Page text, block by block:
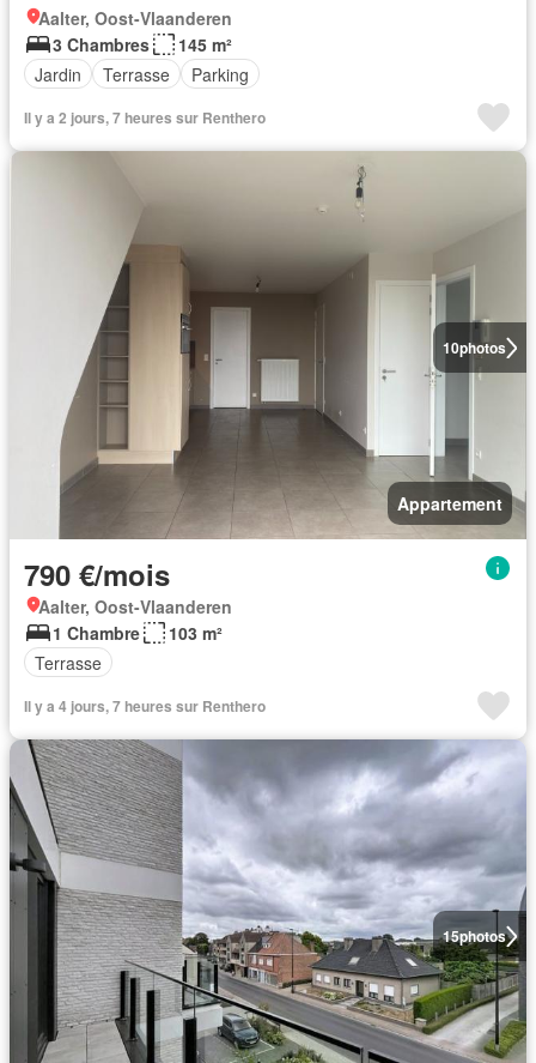
Aalter, Oost-Vlaanderen
3 Chambres
145 m²
Jardin
Terrasse Parking
Il y a 2 jours, 7 heures sur Renthero
10photos
Appartement
790 €/mois
Aalter, Oost-Vlaanderen
1 Chambre
103 m²
Terrasse
Il y a 4 jours, 7 heures sur Renthero
15photos